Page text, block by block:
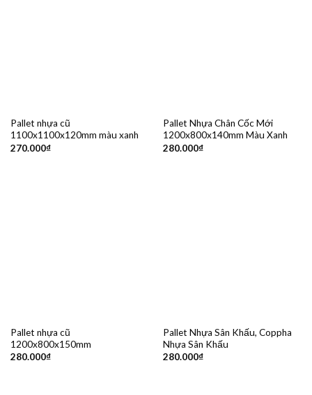
Pallet nhựa cũ
1100x1100x120mm màu xanh
270.000₫
Pallet Nhựa Chân Cốc Mới
1200x800x140mm Màu Xanh
280.000₫
Pallet nhựa cũ
1200x800x150mm
280.000₫
Pallet Nhựa Sân Khấu, Coppha
Nhựa Sân Khấu
280.000₫